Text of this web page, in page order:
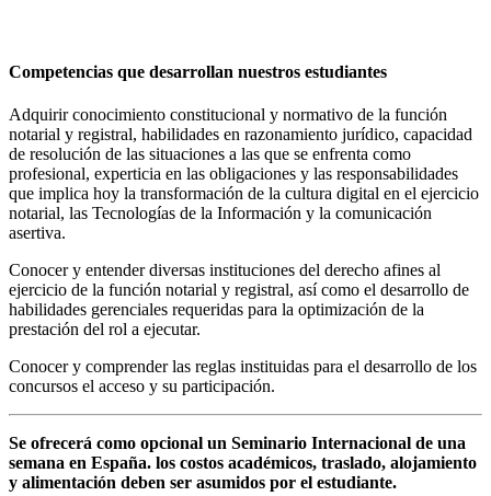
Competencias que desarrollan nuestros estudiantes
Adquirir conocimiento constitucional y normativo de la función
notarial y registral, habilidades en razonamiento jurídico, capacidad
de resolución de las situaciones a las que se enfrenta como
profesional, experticia en las obligaciones y las responsabilidades
que implica hoy la transformación de la cultura digital en el ejercicio
notarial, las Tecnologías de la Información y la comunicación
asertiva.
Conocer y entender diversas instituciones del derecho afines al
ejercicio de la función notarial y registral, así como el desarrollo de
habilidades gerenciales requeridas para la optimización de la
prestación del rol a ejecutar.
Conocer y comprender las reglas instituidas para el desarrollo de los
concursos el acceso y su participación.
Se ofrecerá como opcional un Seminario Internacional de una
semana en España. los costos académicos, traslado, alojamiento
y alimentación deben ser asumidos por el estudiante.